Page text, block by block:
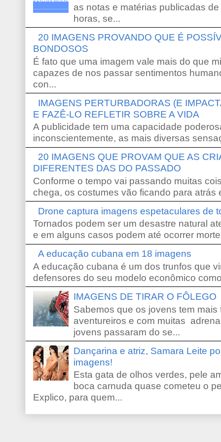
as notas e matérias publicadas
horas, se...
20 IMAGENS PROVANDO QUE É
BONDOSOS
É fato que uma imagem vale mais do que
capazes de nos passar sentimentos
con...
IMAGENS PERTURBADORAS (E
E FAZÊ-LO REFLETIR SOBRE A VIDA
A publicidade tem uma capacidade
inconscientemente, as mais diversas
20 IMAGENS QUE PROVAM QUE AS
DIFERENTES DAS DO PASSADO
Conforme o tempo vai passando muitas
chega, os costumes vão ficando para atrás
Drone captura imagens espetaculares de
Tornados podem ser um desastre natural
e em alguns casos podem até ocorrer
A educação cubana em 18 imagens
A educação cubana é um dos trunfos que
defensores do seu modelo econômico
IMAGENS DE TIRAR O FÔLEGO
Sabemos que os jovens tem
aventureiros e com muitas
jovens passaram do se...
Dançarina e atriz, Samara Leite
imagens!
Esta gata de olhos verdes, pele
boca carnuda quase cometeu o
Explico, para quem...